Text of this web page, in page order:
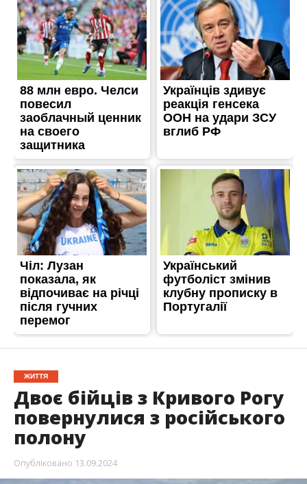
ЖИТТЯ
Двоє бійців з Кривого Рогу
повернулися з російського
полону
Опубліковано 13.09.2024